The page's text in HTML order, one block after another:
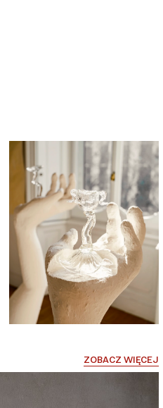
ZOBACZ WIĘCEJ